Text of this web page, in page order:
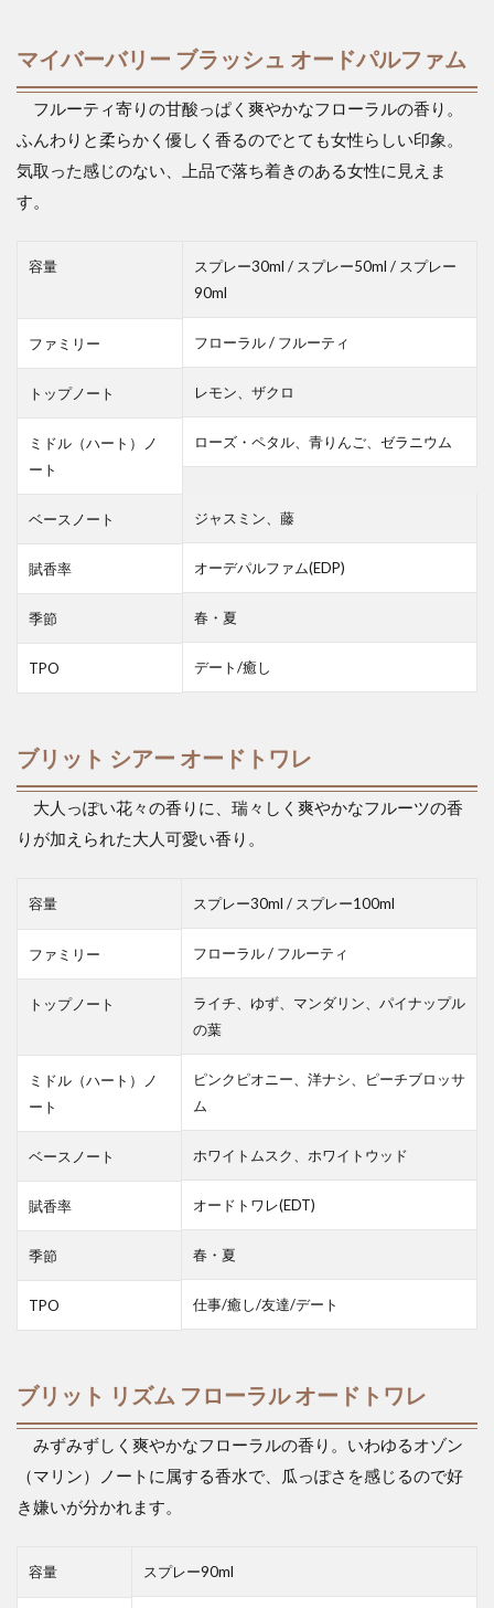
マイバーバリー ブラッシュ オードパルファム
フルーティ寄りの甘酸っぱく爽やかなフローラルの香り。
ふんわりと柔らかく優しく香るのでとても女性らしい印象。
気取った感じのない、上品で落ち着きのある女性に見えま
す。
容量
スプレー30ml / スプレー50ml / スプレー
90ml
ファミリー フローラル / フルーティ
トップノート レモン、ザクロ
ミドル（ハート）ノ
ート
ローズ・ペタル、青りんご、ゼラニウム
ベースノート ジャスミン、藤
賦香率 オーデパルファム(EDP)
季節 春・夏
TPO デート/癒し
ブリット シアー オードトワレ
大人っぽい花々の香りに、瑞々しく爽やかなフルーツの香
りが加えられた大人可愛い香り。
容量 スプレー30ml / スプレー100ml
ファミリー フローラル / フルーティ
トップノート
ライチ、ゆず、マンダリン、パイナップル
の葉
ミドル（ハート）ノ
ート
ピンクピオニー、洋ナシ、ピーチブロッサ
ム
ベースノート ホワイトムスク、ホワイトウッド
賦香率 オードトワレ(EDT)
季節 春・夏
TPO 仕事/癒し/友達/デート
ブリット リズム フローラル オードトワレ
みずみずしく爽やかなフローラルの香り。いわゆるオゾン
（マリン）ノートに属する香水で、瓜っぽさを感じるので好
き嫌いが分かれます。
容量 スプレー90ml